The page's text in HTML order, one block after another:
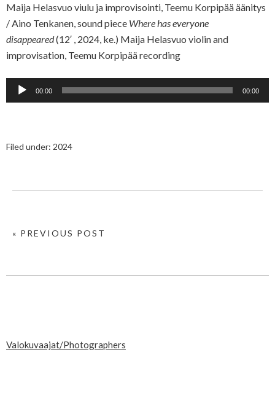
Maija Helasvuo viulu ja improvisointi, Teemu Korpipää äänitys
/ Aino Tenkanen, sound piece Where has everyone
disappeared(12′ , 2024, ke.) Maija Helasvuo violin and
improvisation, Teemu Korpipää recording
Audio
Player
00:00 00:00
Filed under: 2024
« PREVIOUS POST
Valokuvaajat/Photographers